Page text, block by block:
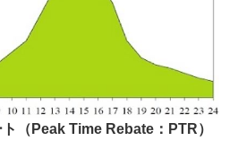
（Peak Time Rebate：PTR）